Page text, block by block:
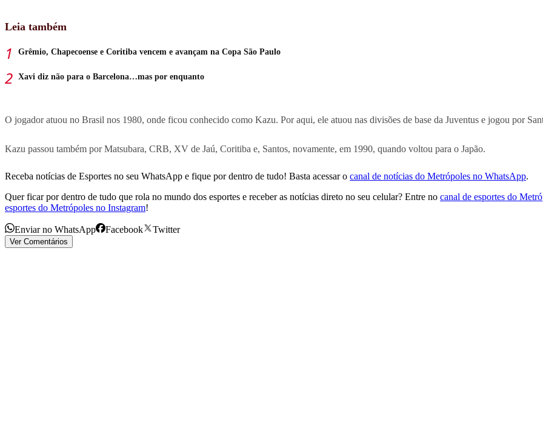
Leia também
Grêmio, Chapecoense e Coritiba vencem e avançam na Copa São Paulo
Xavi diz não para o Barcelona…mas por enquanto
O jogador atuou no Brasil nos 1980, onde ficou conhecido como Kazu. Por aqui, ele atuou nas divisões de base da Juventus e jogou por
Kazu passou também por Matsubara, CRB, XV de Jaú, Coritiba e, Santos, novamente, em 1990, quando voltou para o Japão.
Receba notícias de Esportes no seu WhatsApp e fique por dentro de tudo! Basta acessar o canal de notícias do Metrópoles no WhatsApp.
Quer ficar por dentro de tudo que rola no mundo dos esportes e receber as notícias direto no seu celular? Entre no canal de esportes do
esportes do Metrópoles no Instagram!
Enviar no WhatsApp Facebook Twitter
Ver Comentários